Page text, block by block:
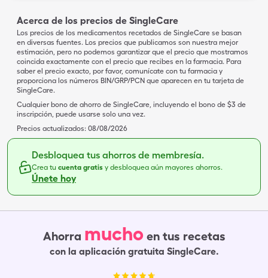
Acerca de los precios de SingleCare
Los precios de los medicamentos recetados de SingleCare se basan
en diversas fuentes. Los precios que publicamos son nuestra mejor
estimación, pero no podemos garantizar que el precio que mostramos
coincida exactamente con el precio que recibes en la farmacia. Para
saber el precio exacto, por favor, comunícate con tu farmacia y
proporciona los números BIN/GRP/PCN que aparecen en tu tarjeta de
SingleCare.
Cualquier bono de ahorro de SingleCare, incluyendo el bono de $3 de
inscripción, puede usarse solo una vez.
Precios actualizados: 08/08/2026
Desbloquea tus ahorros de membresía.
Crea tu cuenta gratis y desbloquea aún mayores ahorros.
Únete hoy
Ahorra mucho en tus recetas
con la aplicación gratuita SingleCare.